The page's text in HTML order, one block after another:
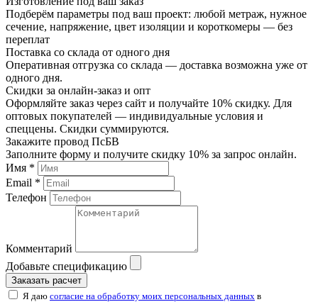
Подберём параметры под ваш проект: любой метраж, нужное
сечение, напряжение, цвет изоляции и короткомеры — без
переплат
Поставка со склада от одного дня
Оперативная отгрузка со склада — доставка возможна уже от
одного дня.
Скидки за онлайн-заказ и опт
Оформляйте заказ через сайт и получайте 10% скидку. Для
оптовых покупателей — индивидуальные условия и
спеццены. Скидки суммируются.
Закажите провод ПсБВ
Заполните форму и получите скидку 10% за запрос онлайн.
Имя *
Email *
Телефон
Комментарий
Добавьте спецификацию
Заказать расчет
Я даю согласие на обработку моих персональных данных в